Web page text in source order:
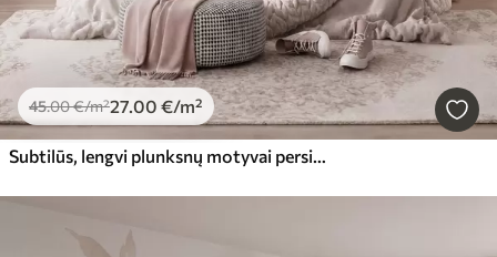
45.00€/m²27 .00 €/m²